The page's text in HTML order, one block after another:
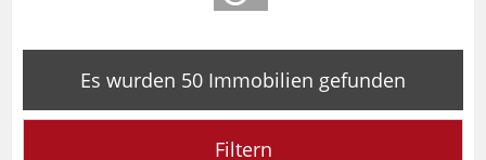
Es wurden 50 Immobilien gefunden